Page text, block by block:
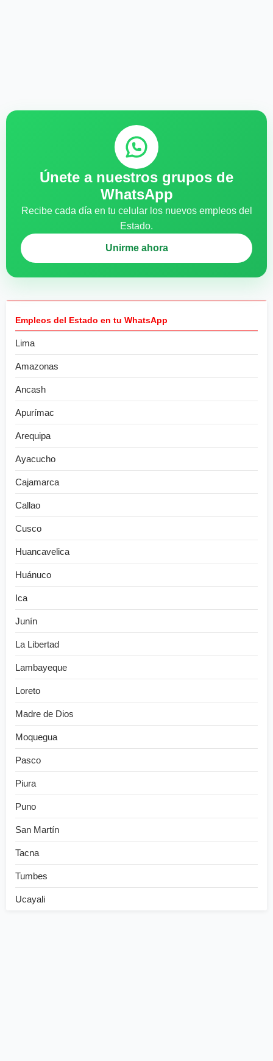
Únete a nuestros grupos de
WhatsApp
Recibe cada día en tu celular los nuevos empleos del
Estado.
Unirme ahora
Empleos del Estado en tu WhatsApp
Lima
Amazonas
Ancash
Apurímac
Arequipa
Ayacucho
Cajamarca
Callao
Cusco
Huancavelica
Huánuco
Ica
Junín
La Libertad
Lambayeque
Loreto
Madre de Dios
Moquegua
Pasco
Piura
Puno
San Martín
Tacna
Tumbes
Ucayali